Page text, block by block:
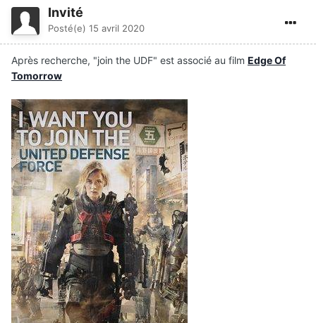
Invité
Posté(e) 15 avril 2020
Après recherche, "join the UDF" est associé au film Edge Of
Tomorrow